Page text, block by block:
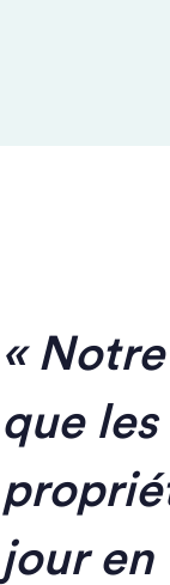
Notre
que
jour